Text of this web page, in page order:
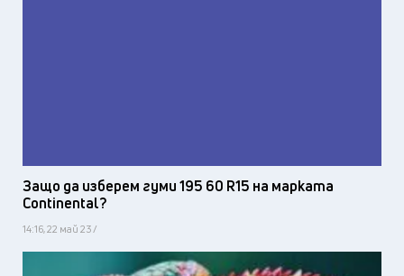
Защо да изберем гуми 195 60 R15 на марката
Continental?
14:16, 22 май 23 /